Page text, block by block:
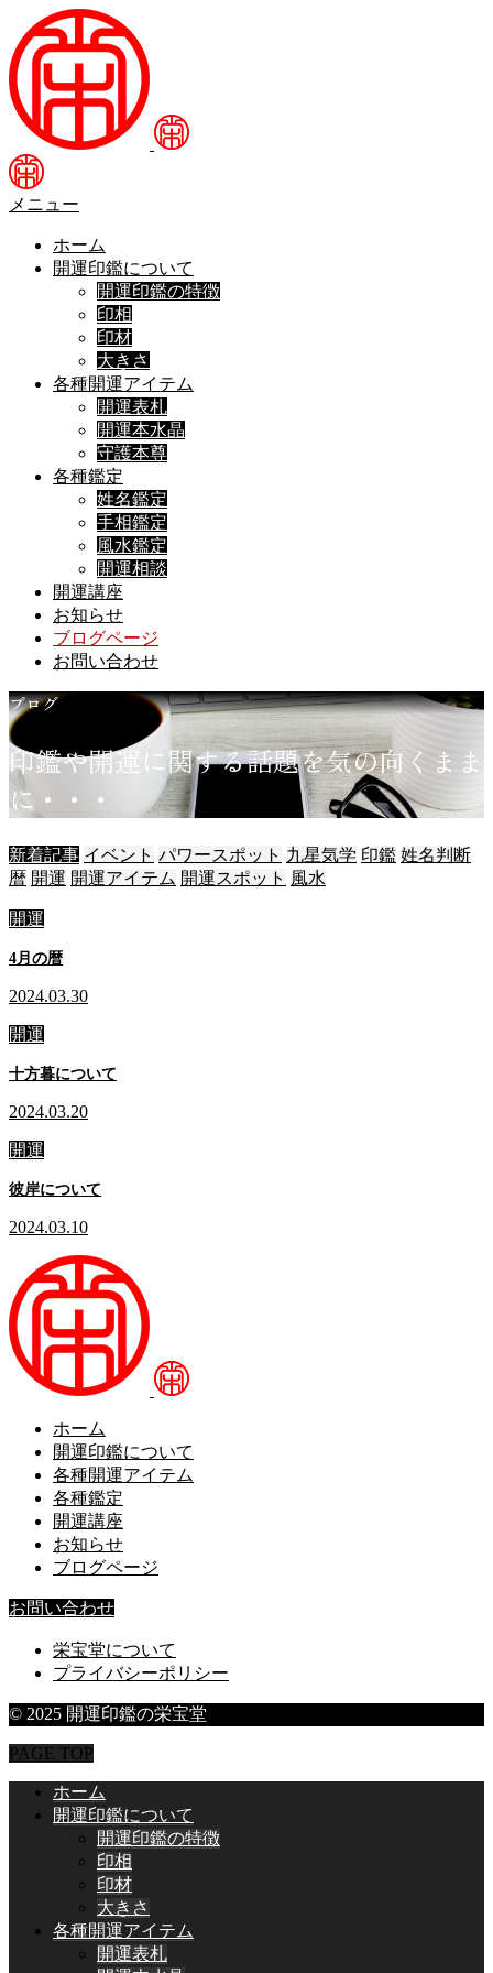
メニュー
ホーム
開運印鑑について
開運印鑑の特徴
印相
印材
大きさ
各種開運アイテム
開運表札
開運本水晶
守護本尊
各種鑑定
姓名鑑定
手相鑑定
風水鑑定
開運相談
開運講座
お知らせ
ブログページ
お問い合わせ
ブログ
印鑑や開運に関する話題を気の向 く ま ま
に ・ ・ ・
新着記事 イベント パワースポット 九星気学 印鑑 姓名判断
暦 開運 開運アイテム 開運スポット 風水
開運
4月の暦
2024.03.30
開運
十方暮について
2024.03.20
開運
彼岸について
2024.03.10
ホーム
開運印鑑について
各種開運アイテム
各種鑑定
開運講座
お知らせ
ブログページ
お問い合わせ
栄宝堂について
プライバシーポリシー
© 2025 開運印鑑の栄宝堂
PAGE TOP
ホーム
開運印鑑について
開運印鑑の特徴
印相
印材
大きさ
各種開運アイテム
開運表札